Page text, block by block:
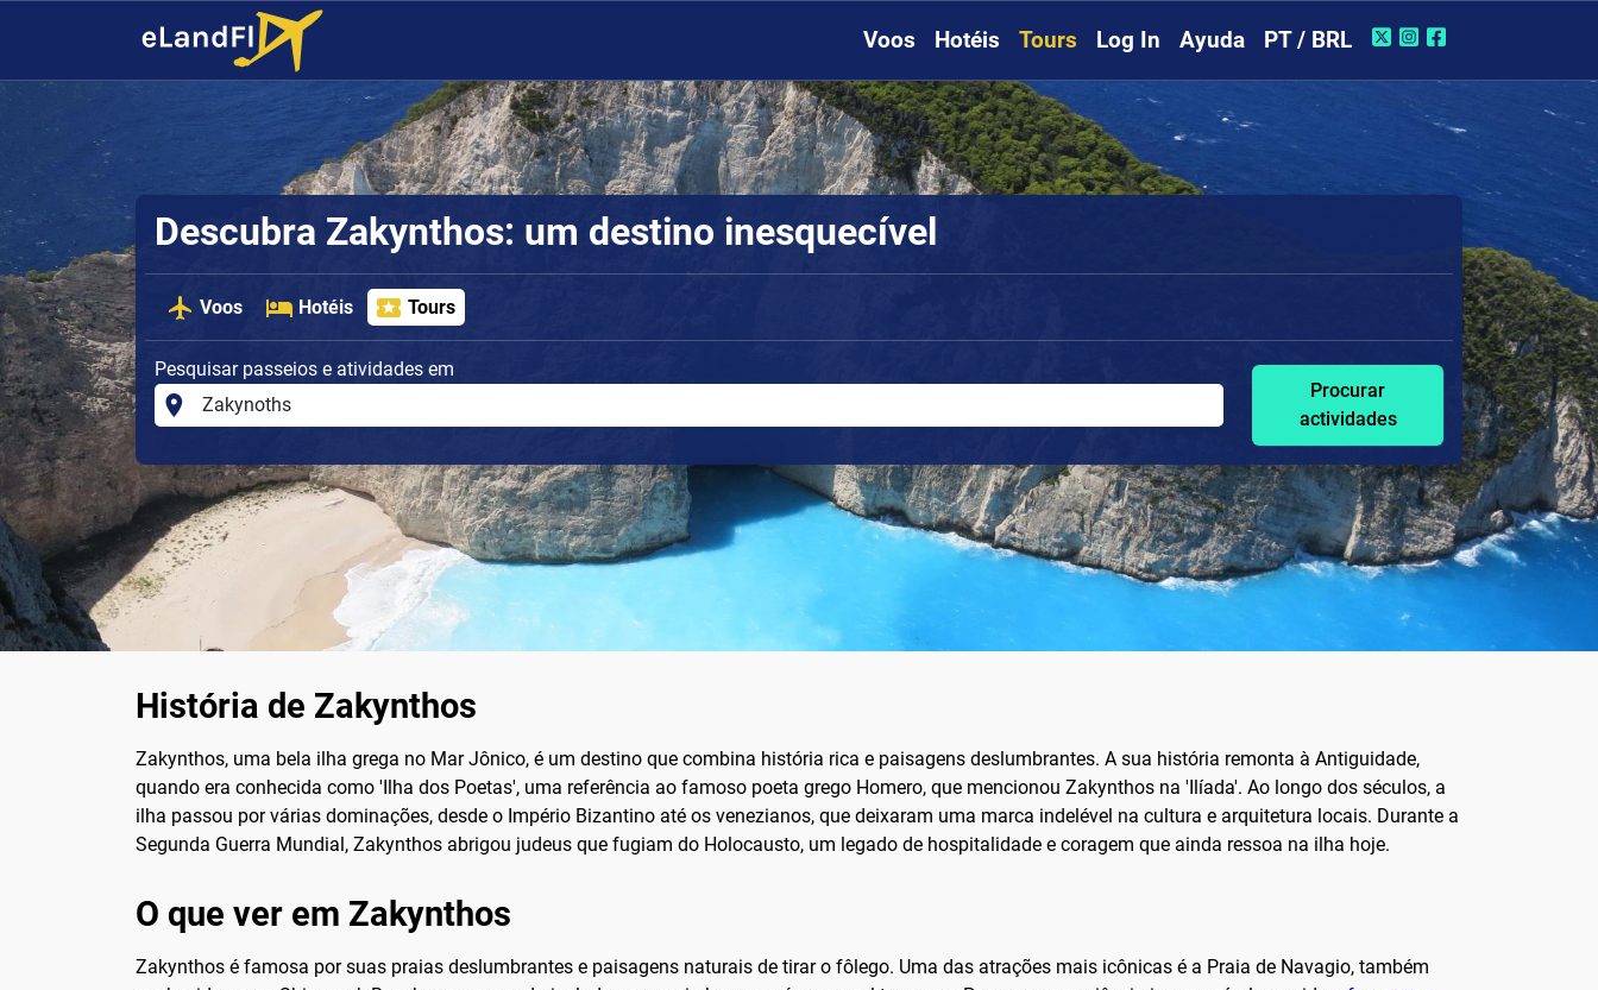
Voos Hotéis Tours Log In Ayuda PT / BRL
Descubra Zakynthos: um destino inesquecível
Voos Hotéis Tours
Pesquisar passeios e atividades em
Procurar
actividades
História de Zakynthos
Zakynthos, uma bela ilha grega no Mar Jônico, é um destino que combina história rica e paisagens deslumbrantes. A sua história remonta à Antiguidade,
quando era conhecida como 'Ilha dos Poetas', uma referência ao famoso poeta grego Homero, que mencionou Zakynthos na 'Ilíada'. Ao longo dos séculos, a
ilha passou por várias dominações, desde o Império Bizantino até os venezianos, que deixaram uma marca indelével na cultura e arquitetura locais. Durante a
Segunda Guerra Mundial, Zakynthos abrigou judeus que fugiam do Holocausto, um legado de hospitalidade e coragem que ainda ressoa na ilha hoje.
O que ver em Zakynthos
Zakynthos é famosa por suas praias deslumbrantes e paisagens naturais de tirar o fôlego. Uma das atrações mais icônicas é a Praia de Navagio, também